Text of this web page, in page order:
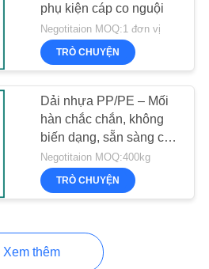
86
ghép
phụ kiện cáp co nguội
Negotitaion MOQ:1 đơn vị
TRÒ CHUYỆN
Dải nhựa PP/PE – Mối
hàn chắc chắn, không
biến dạng, sẵn sàng cho
sản xuất tự động
Negotitaion MOQ:400kg
TRÒ CHUYỆN
Xem thêm